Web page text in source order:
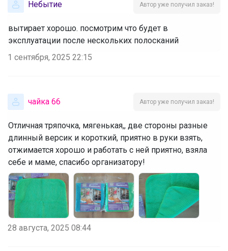
Небытие Автор уже получил заказ!
вытирает хорошо. посмотрим что будет в
эксплуатации после нескольких полосканий
1 сентября, 2025 22:15
чайка 66 Автор уже получил заказ!
Отличная тряпочка, мягенькая,, две стороны разные
длинный версик и короткий, приятно в руки взять,
отжимается хорошо и работать с ней приятно, взяла
себе и маме, спасибо организатору!
28 августа, 2025 08:44